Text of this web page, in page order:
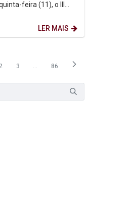
feira (11), o III
LER MAIS
Página
2 Página
3 ...Páginas intermediárias Usar ABA
Página
86